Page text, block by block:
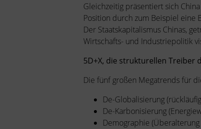
Gleichzeitig präsentiert sich
Position durch zum Beispiel eine
Der Staatskapitalismus Chinas,
Wirtschafts- und Industriepolitik
5D+X, die strukturellen Treiber
Die fünf großen Megatrends für
De-Globalisierung
De-Karbonisierung
Demographie